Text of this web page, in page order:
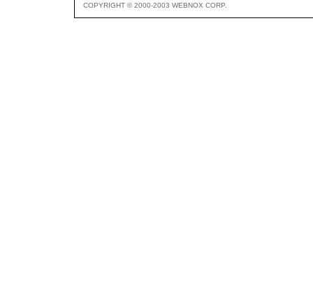
COPYRIGHT © 2000-2003 WEBNOX CORP.